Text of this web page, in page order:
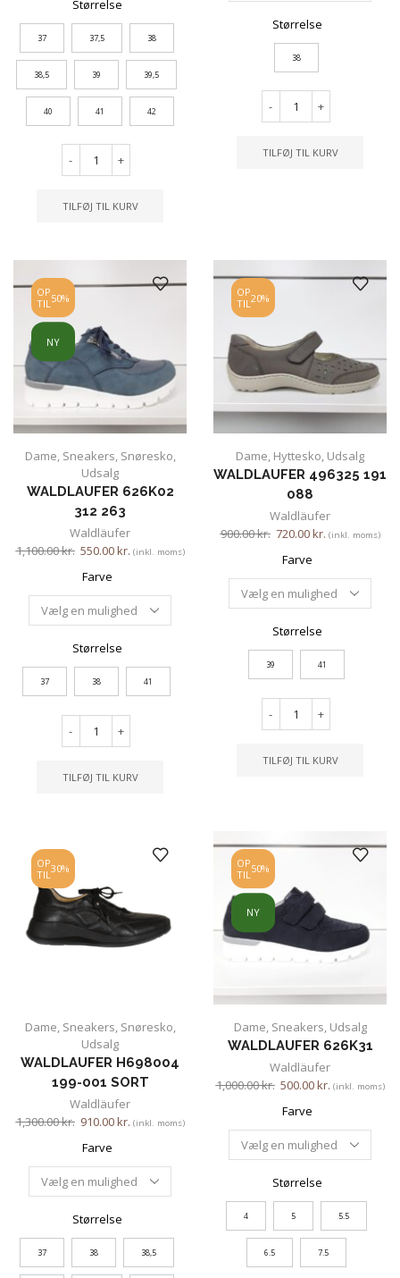
Størrelse
37 37,5 38
38,5 39 39,5
40 41 42
- +
TILFØJ TIL KURV
Størrelse
38
- +
TILFØJ TIL KURV
OP
TIL50%
NY
Dame, Sneakers, Snøresko,
Udsalg
WALDLAUFER 626K02
312 263
Waldläufer
1,100.00kr. 550.00kr. (inkl. moms)
Farve
Størrelse
37 38 41
- +
TILFØJ TIL KURV
OP
TIL20%
Dame, Hyttesko, Udsalg
WALDLAUFER 496325 191
088
Waldläufer
900.00kr. 720.00kr. (inkl. moms)
Farve
Størrelse
39 41
- +
TILFØJ TIL KURV
OP
TIL 30%
Dame, Sneakers, Snøresko,
Udsalg
WALDLAUFER H698004
199-001 SORT
Waldläufer
1,300.00kr. 910.00kr. (inkl. moms)
Farve
Størrelse
37 38 38,5
OP
TIL 50%
NY
Dame, Sneakers, Udsalg
WALDLAUFER 626K31
Waldläufer
1,000.00kr. 500.00kr. (inkl. moms)
Farve
Størrelse
4 5 5.5
6.5 7.5